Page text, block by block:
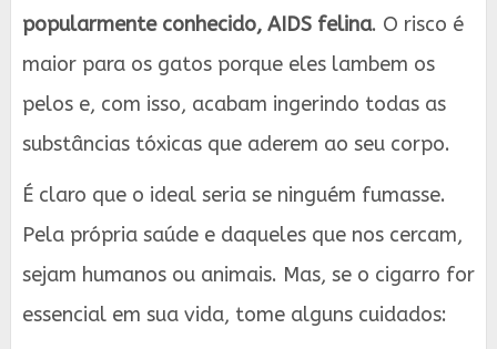
popularmente conhecido, AIDS felina. O risco é
maior para os gatos porque eles lambem os
pelos e, com isso, acabam ingerindo todas as
substâncias tóxicas que aderem ao seu corpo.
É claro que o ideal seria se ninguém fumasse.
Pela própria saúde e daqueles que nos cercam,
sejam humanos ou animais. Mas, se o cigarro for
essencial em sua vida, tome alguns cuidados: